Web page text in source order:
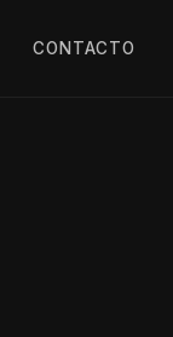
CONTACTO